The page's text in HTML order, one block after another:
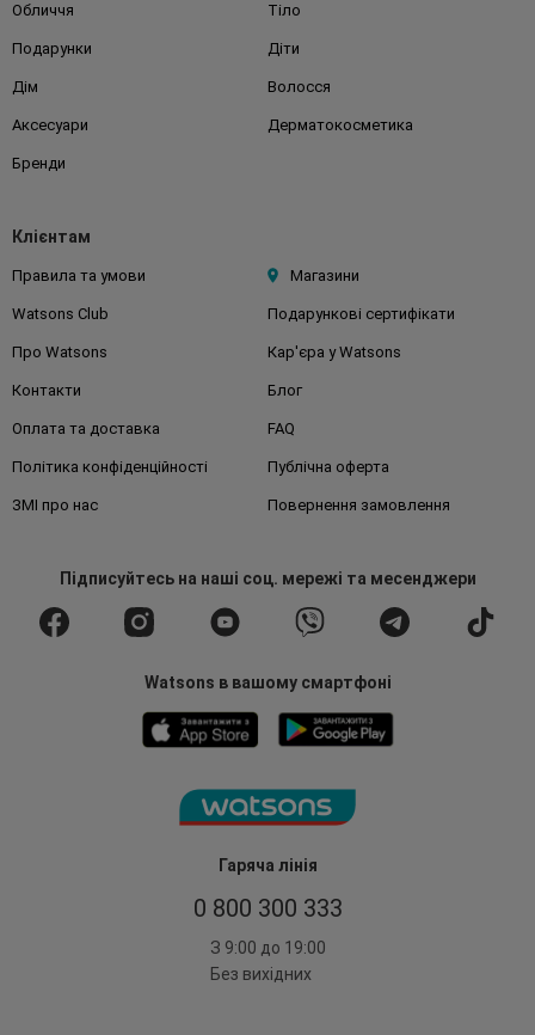
Гаряча лінія
0 800 300 333
З 9:00 до 19:00
Без вихідних
Обличчя Тіло
Подарунки Діти
Дім Волосся
Аксесуари Дерматокосметика
Бренди
Клієнтам
Правила та умови Магазини
Watsons Club Подарункові сертифікати
Про Watsons Кар'єра у Watsons
Контакти Блог
Оплата та доставка FAQ
Політика конфіденційності Публічна оферта
ЗМІ про нас Повернення замовлення
Підписуйтесьна наші соц. мережі та месенджери
Watsons в вашому смартфоні